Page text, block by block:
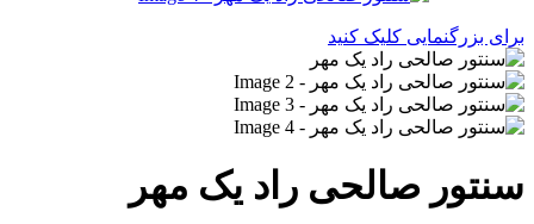
برای بزرگنمایی کلیک کنید
سنتور صالحی راد یک مهر